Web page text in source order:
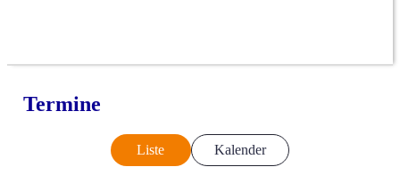
Termine
Liste Kalender